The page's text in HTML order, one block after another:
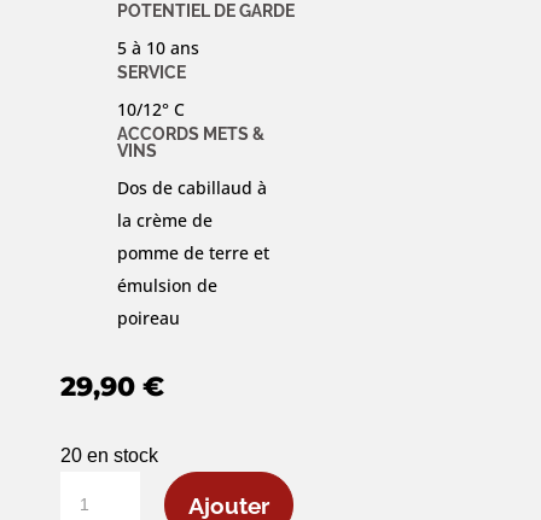
POTENTIEL DE GARDE
5 à 10 ans
SERVICE
10/12° C
ACCORDS METS &
VINS
Dos de cabillaud à
la crème de
pomme de terre et
émulsion de
poireau
29,90 €
20 en stock
Ajouter